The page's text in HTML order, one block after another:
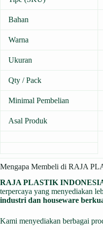
Bahan
Warna
Ukuran
Qty / Pack
Minimal Pembelian
Asal Produk
Mengapa Membeli di RAJA
RAJA PLASTIK
terpercaya yang menyediakan
industri dan houseware
Kami menyediakan berbagai